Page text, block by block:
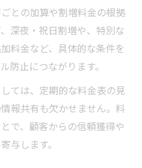
との加算や割増料金の根拠
深夜・祝日割増や、特別な
料金など、具体的な条件を
防止につながります。
ては、定期的な料金表の見
報共有も欠かせません。料
で、顧客からの信頼獲得や
与します。